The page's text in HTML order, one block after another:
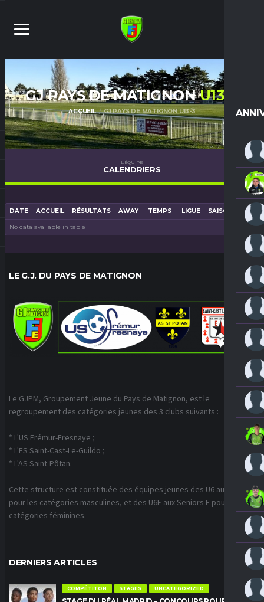
GJ PAYS DE MATIGNONU13-3
ACCUEIL GJ PAYS DE MATIGNON U13-3
L'ÉQUIPE
CALENDRIERS
DATE ACCUEIL RÉSULTATS AWAY TEMPS LIGUE SAISON LIEU
No data available in table
LE G.J. DU PAYS DE MATIGNON
Le GJPM, Groupement Jeune du Pays de Matignon, est le
regroupement des catégories jeunes des 3 clubs suivants :
* L'US Frémur-Fresnaye ;
* L'ES Saint-Cast-Le-Guildo ;
* L'AS Saint-Pôtan.
Cette structure est constituée des équipes jeunes des U6 aux U18
pour les catégories masculines, et des U6F aux Seniors F pour les
catégories féminines.
DERNIERS ARTICLES
COMPÉTITON STAGES UNCATEGORIZED